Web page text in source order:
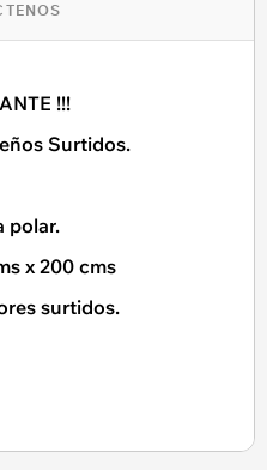
!!!
Surtidos.
polar.
x 200 cms
surtidos.